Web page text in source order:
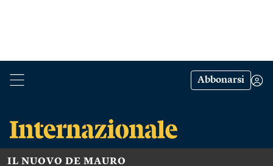
Abbonarsi
IL NUOVO DE MAURO